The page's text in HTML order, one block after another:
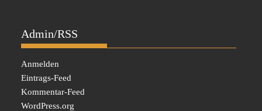
Admin/RSS
Anmelden
Eintrags-Feed
Kommentar-Feed
WordPress.org